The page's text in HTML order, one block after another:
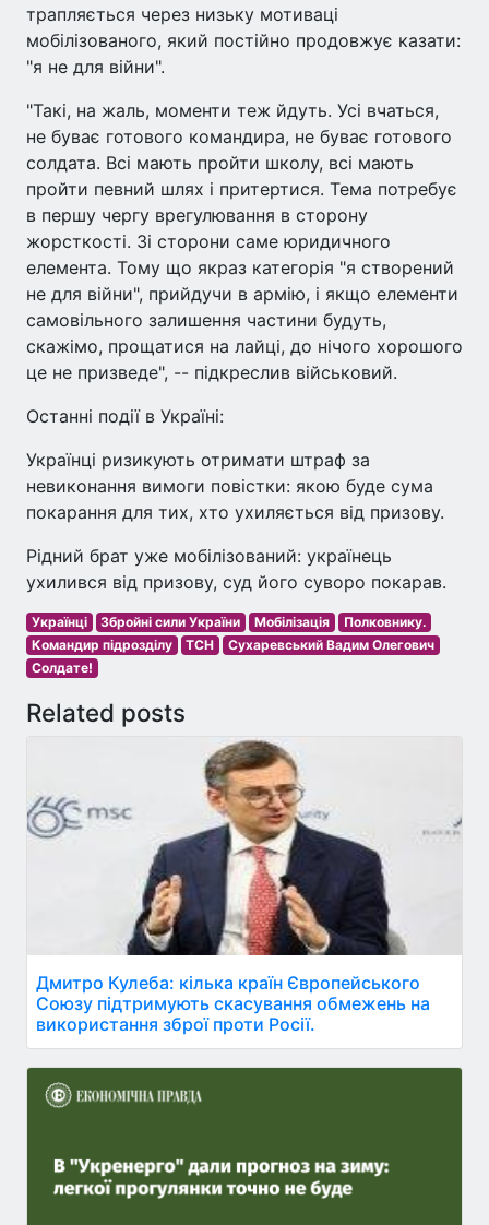
трапляється через низьку мотиваці
мобілізованого, який постійно продовжує казати:
"я не для війни".
"Такі, на жаль, моменти теж йдуть. Усі вчаться,
не буває готового командира, не буває готового
солдата. Всі мають пройти школу, всі мають
пройти певний шлях і притертися. Тема потребує
в першу чергу врегулювання в сторону
жорсткості. Зі сторони саме юридичного
елемента. Тому що якраз категорія "я створений
не для війни", прийдучи в армію, і якщо елементи
самовільного залишення частини будуть,
скажімо, прощатися на лайці, до нічого хорошого
це не призведе", -- підкреслив військовий.
Останні події в Україні:
Українці ризикують отримати штраф за
невиконання вимоги повістки: якою буде сума
покарання для тих, хто ухиляється від призову.
Рідний брат уже мобілізований: українець
ухилився від призову, суд його суворо покарав.
Українці Збройні сили України Мобілізація
Полковнику.
Командир підрозділу
ТСН
Сухаревський Вадим Олегович
Солдате!
Related posts
Дмитро Кулеба: кілька країн Європейського
Союзу підтримують скасування обмежень на
використання зброї проти Росії.